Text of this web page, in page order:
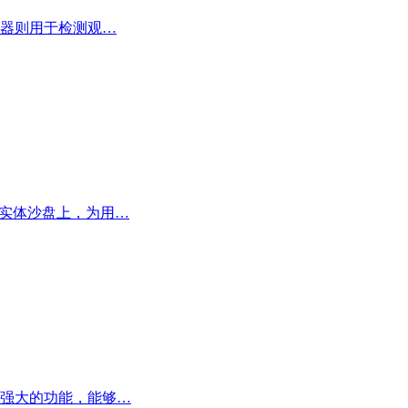
则用于检测观…
体沙盘上，为用…
大的功能，能够…